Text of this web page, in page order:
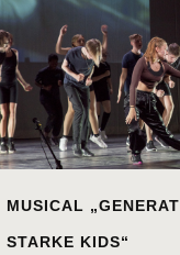
MUSICAL
STARKE KIDS“